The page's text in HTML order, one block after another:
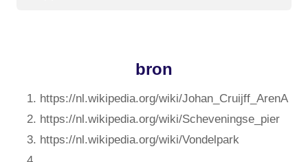
bron
https://nl.wikipedia.org/wiki/Johan_Cruijff_ArenA
https://nl.wikipedia.org/wiki/Scheveningse_pier
https://nl.wikipedia.org/wiki/Vondelpark